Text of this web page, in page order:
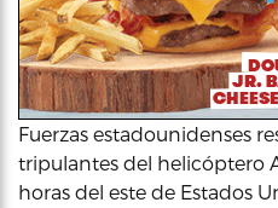
Fuerzas estadounidenses
tripulantes del helicóptero
horas del este de Estados